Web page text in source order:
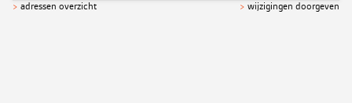
> wijzigingen doorgeven
> adressen overzicht